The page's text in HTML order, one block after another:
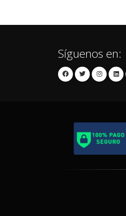
Síguenos en: